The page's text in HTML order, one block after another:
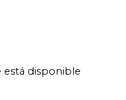
está disponible